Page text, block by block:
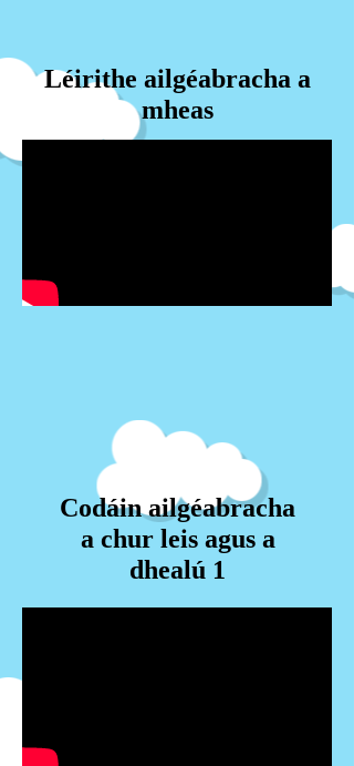
Léirithe ailgéabracha a
mheas
Codáin ailgéabracha
a chur leis agus a
dhealú 1